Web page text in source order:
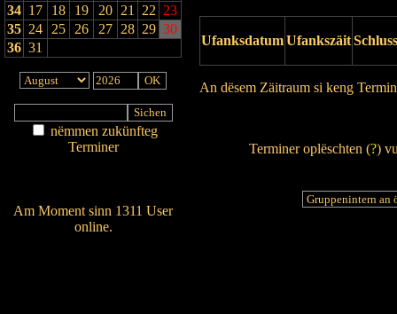
34 17 18 19 20 21 22 23
35 24 25 26 27 28 29 30
36 31
nëmmen zukünfteg
Terminer
Am Moment sinn 1311 User
online.
UfanksdatumUfankszäit
An dësem Zäitraum si keng
Terminer oplëschten (?)